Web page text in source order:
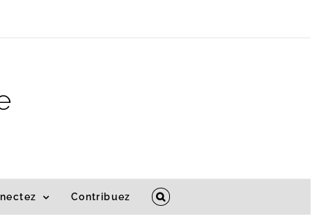
Contribuez